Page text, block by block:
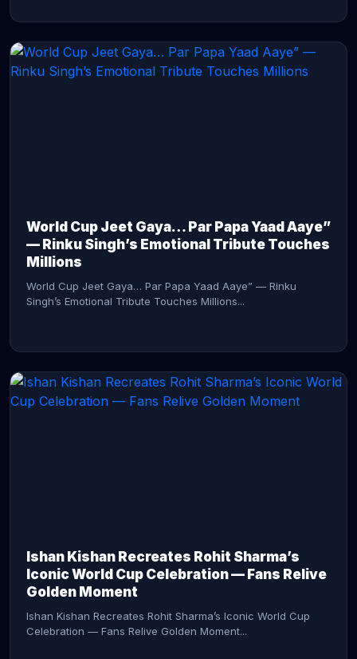
World Cup Jeet Gaya… Par Papa Yaad Aaye”
— Rinku Singh’s Emotional Tribute Touches
Millions
World Cup Jeet Gaya… Par Papa Yaad Aaye” — Rinku
Singh’s Emotional Tribute Touches Millions...
Ishan Kishan Recreates Rohit Sharma’s
Iconic World Cup Celebration — Fans Relive
Golden Moment
Ishan Kishan Recreates Rohit Sharma’s Iconic World Cup
Celebration — Fans Relive Golden Moment...